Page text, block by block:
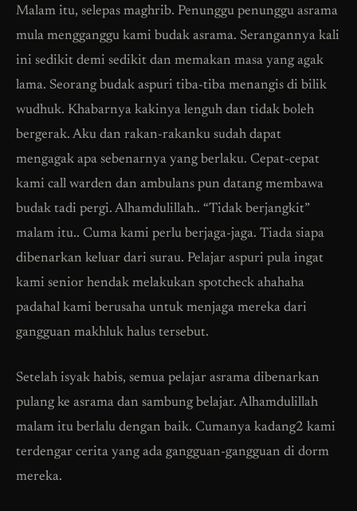
Malam itu, selepas maghrib. Penunggu penunggu asrama
mula mengganggu kami budak asrama. Serangannya kali
ini sedikit demi sedikit dan memakan masa yang agak
lama. Seorang budak aspuri tiba-tiba menangis di bilik
wudhuk. Khabarnya kakinya lenguh dan tidak boleh
bergerak. Aku dan rakan-rakanku sudah dapat
mengagak apa sebenarnya yang berlaku. Cepat-cepat
kami call warden dan ambulans pun datang membawa
budak tadi pergi. Alhamdulillah.. “Tidak berjangkit”
malam itu.. Cuma kami perlu berjaga-jaga. Tiada siapa
dibenarkan keluar dari surau. Pelajar aspuri pula ingat
kami senior hendak melakukan spotcheck ahahaha
padahal kami berusaha untuk menjaga mereka dari
gangguan makhluk halus tersebut.
Setelah isyak habis, semua pelajar asrama dibenarkan
pulang ke asrama dan sambung belajar. Alhamdulillah
malam itu berlalu dengan baik. Cumanya kadang2 kami
terdengar cerita yang ada gangguan-gangguan di dorm
mereka.